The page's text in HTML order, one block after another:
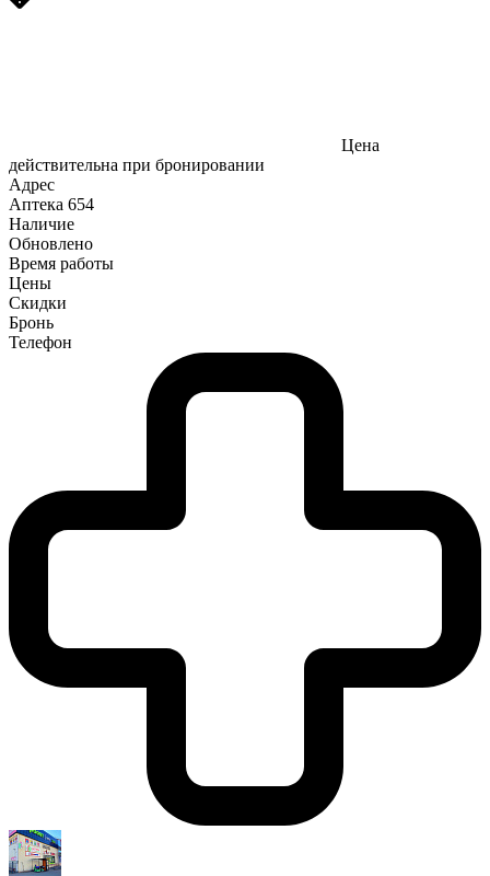
Цена
действительна при бронировании
Адрес
Аптека 654
Наличие
Обновлено
Время работы
Цены
Скидки
Бронь
Телефон